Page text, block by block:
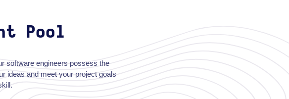
Pool
software engineers possess the
ideas and meet your project goals